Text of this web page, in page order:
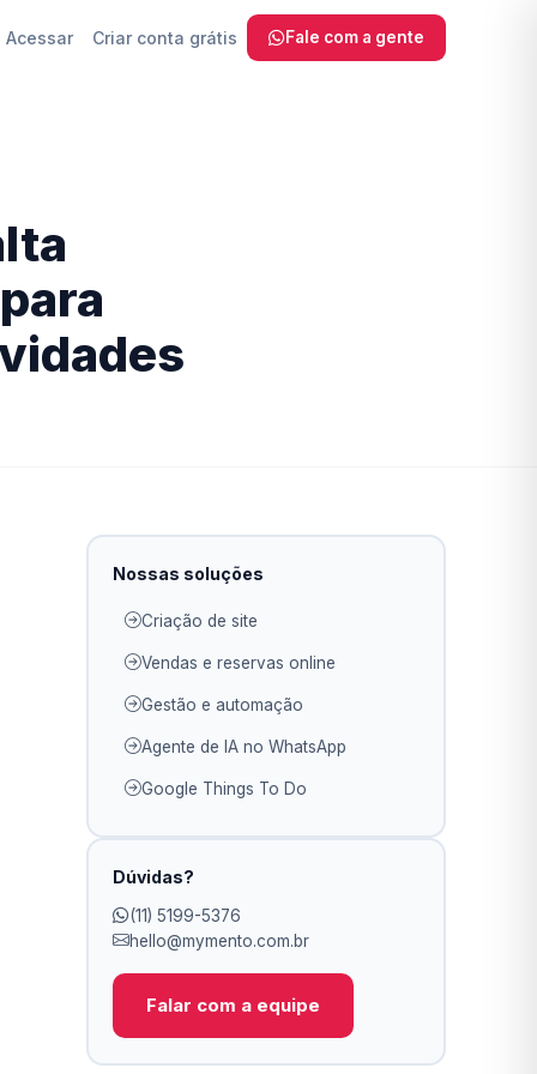
IA
Fazer
Acessar Criar conta grátis Fale com a gente
Nossas soluções
Criação de site
Vendas e reservas online
Gestão e automação
Agente de IA no WhatsApp
Google Things To Do
Dúvidas?
(11) 5199-5376
hello@mymento.com.br
Falar com a equipe